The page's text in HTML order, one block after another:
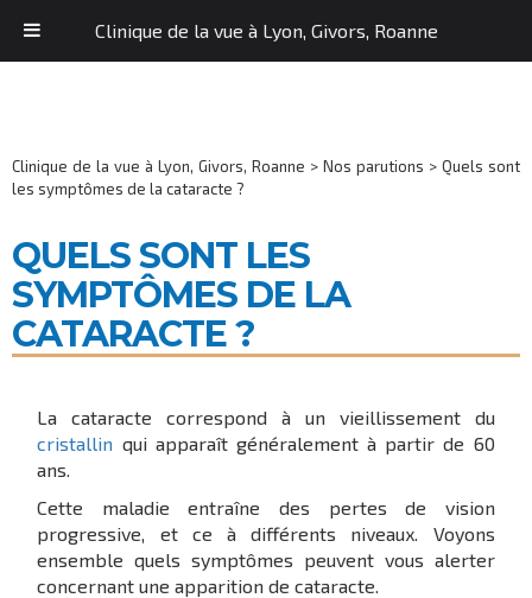
Clinique de la vue à Lyon, Givors, Roanne > Nos parutions > Quels sont
les symptômes de la cataracte ?
QUELS SONT LES
SYMPTÔMES DE LA
CATARACTE ?
La cataracte correspond à un vieillissement du
cristallin qui apparaît généralement à partir de 60
ans.
Cette maladie entraîne des pertes de vision
progressive, et ce à différents niveaux. Voyons
ensemble quels symptômes peuvent vous alerter
concernant une apparition de cataracte.
Clinique de la vue à Lyon, Givors, Roanne